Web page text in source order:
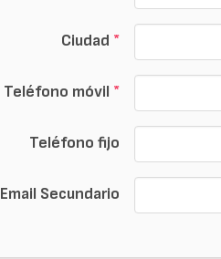
Ciudad *
Teléfono móvil *
Teléfono fijo
Email Secundario